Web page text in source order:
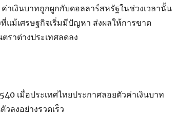
าเงินบาทถูกผูกกับดอลลาร์สหรัฐในช่วงเวลานั้น
แม้เศรษฐกิจเริ่มมีปัญหา ส่งผลให้การขาด
ราต่างประเทศลดลง
เมื่อประเทศไทยประกาศลอยตัวค่าเงินบาท
ลงอย่างรวดเร็ว